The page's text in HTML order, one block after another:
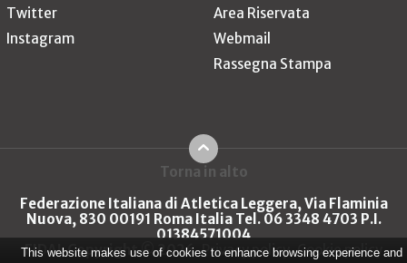
Twitter
Instagram
Area Riservata
Webmail
Rassegna Stampa
Torna in alto
Federazione Italiana di Atletica Leggera, Via Flaminia
Nuova, 830 00191 Roma Italia Tel. 06 3348 4703 P.I.
01384571004
FIDAL Copyright © 2026 Privacy policy Cookie policy
This website makes use of cookies to enhance browsing experience and